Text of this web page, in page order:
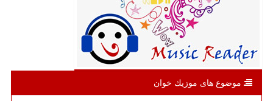
موضوع های موزیك خوان